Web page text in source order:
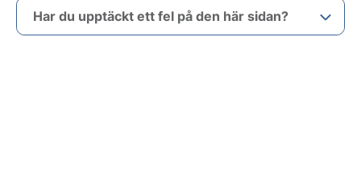
Har du upptäckt ett fel på den här sidan?